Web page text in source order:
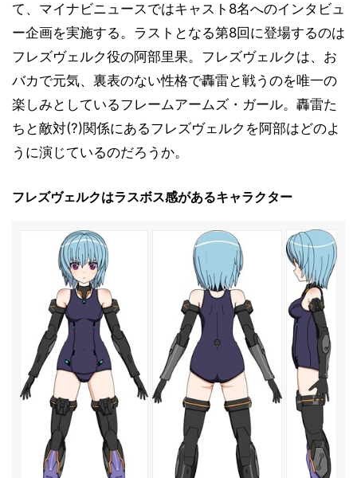
て、マイナビニュースではキャスト8名へのインタビュ
ー企画を実施する。ラストとなる第8回に登場するのは
フレズヴェルク役の阿部里果。フレズヴェルクは、お
バカで元気、裏表のない性格で轟雷と戦うのを唯一の
楽しみとしているフレームアームズ・ガール。轟雷た
ちと敵対(?)関係にあるフレズヴェルクを阿部はどのよ
うに演じているのだろうか。
フレズヴェルクはラスボス感があるキャラクター